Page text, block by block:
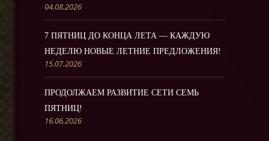
04.08.2026
7 ПЯТНИЦ ДО КОНЦА ЛЕТА — КАЖДУЮ
НЕДЕЛЮ НОВЫЕ ЛЕТНИЕ ПРЕДЛОЖЕНИЯ!
15.07.2026
ПРОДОЛЖАЕМ РАЗВИТИЕ СЕТИ СЕМЬ
ПЯТНИЦ!
16.06.2026